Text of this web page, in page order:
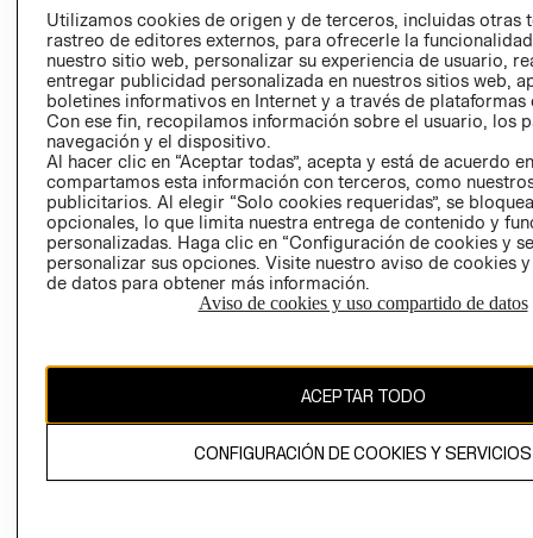
PETICIONES
QUEJAS Y
RECLAMOS
Colombia ($)
CAMBIAR REGIÓN
El contenido de esta página web está protegido por copyright y es
propiedad de H&M Hennes & Mauritz AB.
Utilizamos cookies de origen y de terceros, incluidas otras
rastreo de editores externos, para ofrecerle la
nuestro sitio web, personalizar su experiencia de usuario,
entregar publicidad personalizada en nuestros sitios web,
boletines informativos en Internet y a través de plataformas
Con ese fin, recopilamos información sobre el usuario, los
navegación y el dispositivo.
Al hacer clic en “Aceptar todas”, acepta y está de acuerdo
compartamos esta información con terceros, como
publicitarios. Al elegir “Solo cookies requeridas”, se
opcionales, lo que limita nuestra entrega de contenido y
personalizadas. Haga clic en “Configuración de cookies y
personalizar sus opciones. Visite nuestro aviso de cookies
de datos para obtener más información.
Aviso de cookies y uso compartido de datos
ACEPTAR TODO
CONFIGURACIÓN DE COOKIES Y SERVICIOS